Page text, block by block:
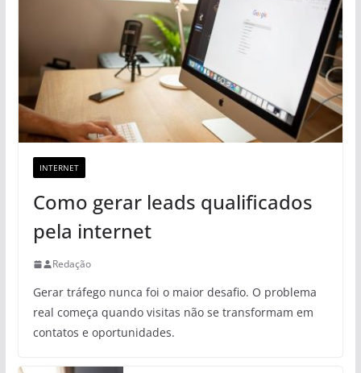
INTERNET
Como gerar leads qualificados
pela internet
Redação
Gerar tráfego nunca foi o maior desafio. O problema
real começa quando visitas não se transformam em
contatos e oportunidades.